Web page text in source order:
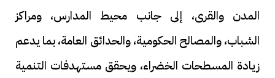
المدن والقرى، إلى جانب محيط المدارس، ومراكز
الشباب، والمصالح الحكومية، والحدائق العامة، بما يدعم
زيادة المسطحات الخضراء، ويحقق مستهدفات التنمية